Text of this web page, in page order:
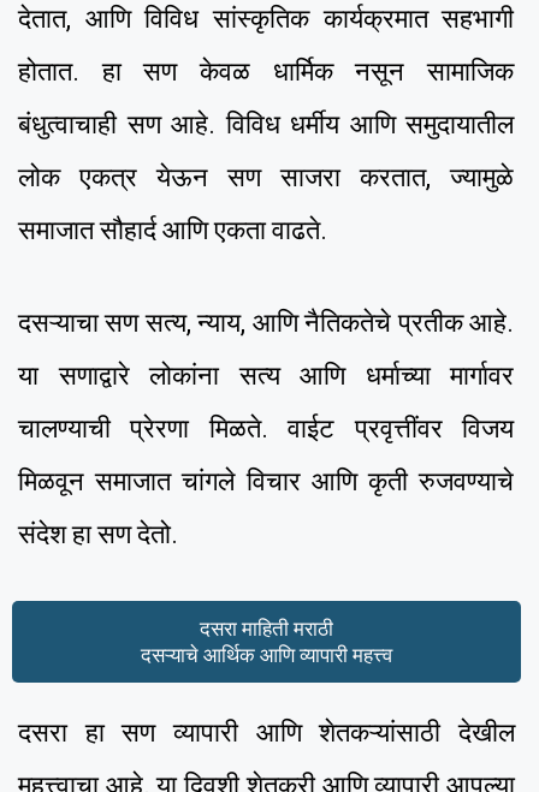
देतात, आणि विविध सांस्कृतिक कार्यक्रमात सहभागी
होतात. हा सण केवळ धार्मिक नसून सामाजिक
बंधुत्वाचाही सण आहे. विविध धर्मीय आणि समुदायातील
लोक एकत्र येऊन सण साजरा करतात, ज्यामुळे
समाजात सौहार्द आणि एकता वाढते.
दसऱ्याचा सण सत्य, न्याय, आणि नैतिकतेचे प्रतीक आहे.
या सणाद्वारे लोकांना सत्य आणि धर्माच्या मार्गावर
चालण्याची प्रेरणा मिळते. वाईट प्रवृत्तींवर विजय
मिळवून समाजात चांगले विचार आणि कृती रुजवण्याचे
संदेश हा सण देतो.
दसरा माहिती मराठी
दसऱ्याचे आर्थिक आणि व्यापारी महत्त्व
दसरा हा सण व्यापारी आणि शेतकऱ्यांसाठी देखील
महत्त्वाचा आहे. या दिवशी शेतकरी आणि व्यापारी आपल्या